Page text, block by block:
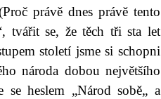
právě dnes právě tento
tvářit se, že těch tři sta let
století jsme si schopni
národa dobou největšího
se heslem „Národ sobě„ a